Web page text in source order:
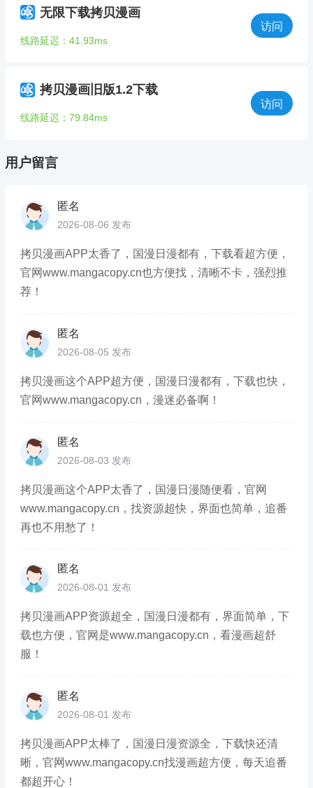
无限下载拷贝漫画
线路延迟：41.93ms
访问
拷贝漫画旧版1.2下载
线路延迟：79.84ms
访问
用户留言
匿名
2026-08-06 发布
拷贝漫画APP太香了，国漫日漫都有，下载看超方便，
官网www.mangacopy.cn也方便找，清晰不卡，强烈推
荐！
匿名
2026-08-05 发布
拷贝漫画这个APP超方便，国漫日漫都有，下载也快，
官网www.mangacopy.cn，漫迷必备啊！
匿名
2026-08-03 发布
拷贝漫画这个APP太香了，国漫日漫随便看，官网
www.mangacopy.cn，找资源超快，界面也简单，追番
再也不用愁了！
匿名
2026-08-01 发布
拷贝漫画APP资源超全，国漫日漫都有，界面简单，下
载也方便，官网是www.mangacopy.cn，看漫画超舒
服！
匿名
2026-08-01 发布
拷贝漫画APP太棒了，国漫日漫资源全，下载快还清
晰，官网www.mangacopy.cn找漫画超方便，每天追番
都超开心！